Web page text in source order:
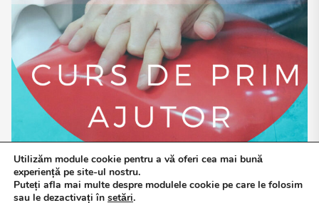
Utilizăm module cookie pentru a vă oferi cea mai bună
experiență pe site-ul nostru.
Puteți afla mai multe despre modulele cookie pe care le folosim
sau le dezactivați în setări.